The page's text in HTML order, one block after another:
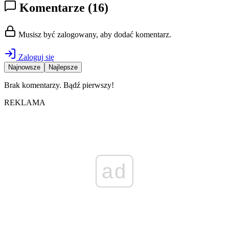
Komentarze (16)
Musisz być zalogowany, aby dodać komentarz.
Zaloguj się
Najnowsze Najlepsze
Brak komentarzy. Bądź pierwszy!
REKLAMA
ad